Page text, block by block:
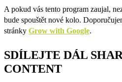
A pokud vás tento program zaujal,
bude spouštět nové kolo.
stránky Grow with Google.
SDÍLEJTE DÁL
CONTENT